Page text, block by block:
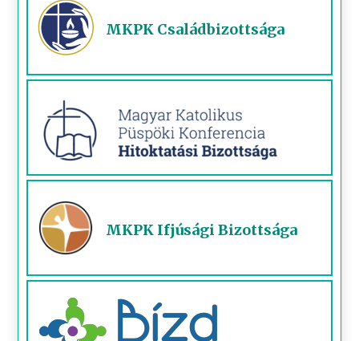
MKPK Családbizottsága
MKPK Ifjúsági Bizottsága